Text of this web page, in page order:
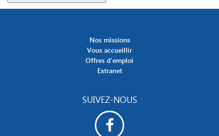
Nos missions
Vous accueillir
Offres d’emploi
Extranet
SUIVEZ-NOUS